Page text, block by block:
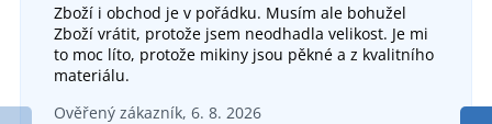
Zboží i obchod je v pořádku. Musím ale bohužel
Zboží vrátit, protože jsem neodhadla velikost. Je mi
to moc líto, protože mikiny jsou pěkné a z kvalitního
materiálu.
Ověřený zákazník, 6. 8. 2026